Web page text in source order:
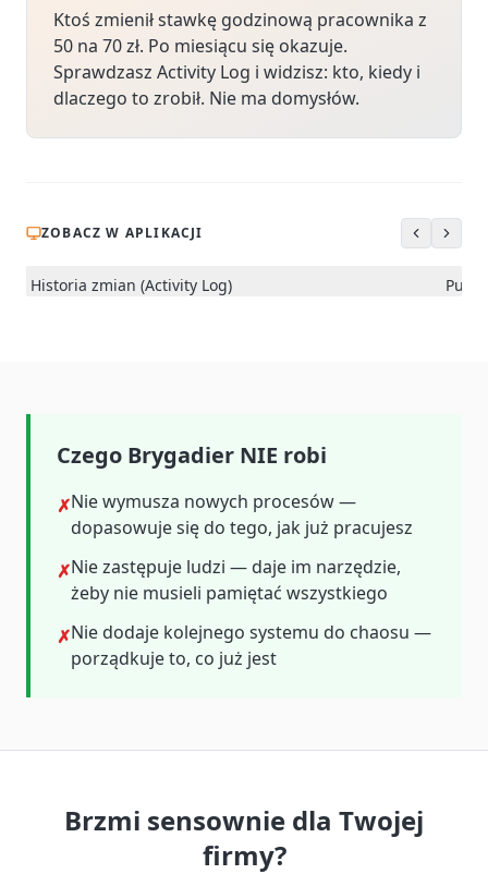
Ktoś zmienił stawkę godzinową pracownika z
50 na 70 zł. Po miesiącu się okazuje.
Sprawdzasz Activity Log i widzisz: kto, kiedy i
dlaczego to zrobił. Nie ma domysłów.
ZOBACZ W APLIKACJI
Historia zmian (Activity Log)
Czego Brygadier NIE robi
✗Nie wymusza nowych procesów —
dopasowuje się do tego, jak już pracujesz
✗Nie zastępuje ludzi — daje im narzędzie,
żeby nie musieli pamiętać wszystkiego
✗Nie dodaje kolejnego systemu do chaosu —
porządkuje to, co już jest
Brzmi sensownie dla Twojej
firmy?